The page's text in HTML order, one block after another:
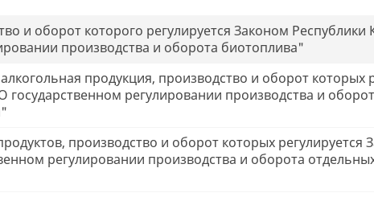
и оборот которого регулируется Законом Республики
производства и оборота биотоплива"
продукция, производство и оборот которых
государственном регулировании производства и
производство и оборот которых регулируется
регулировании производства и оборота